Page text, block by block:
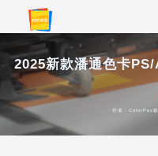
2025新款潘通色卡
作者：ColorPax